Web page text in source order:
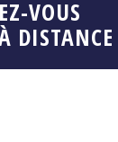
VOUS
DISTANCE